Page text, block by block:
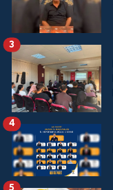
3
4
5